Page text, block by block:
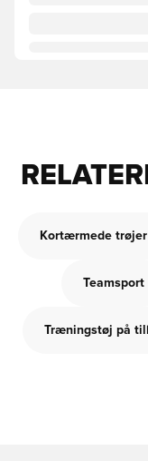
Kortærmede trøjer
Teamsport
Træningstøj på